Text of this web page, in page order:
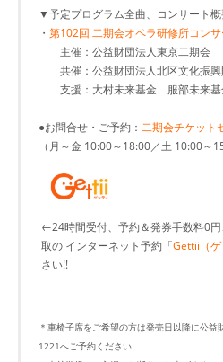
▼予定プログラム全曲、コンサート
・ 第102回 二期会オペラ研修所コンサ
主催：公益財団法人東京二期会
共催：公益財団法人北区文化振興
支援：大村未来基金 服部未来
●お問合せ・ご予約： 二期会チケット
（月～金 10:00～18:00／土 10:00～
←24時間受付、予約＆発券手数料0
取の インターネット予約「Gettii（ゲ
さい!!
＊車椅子席をご希望の方は発売日以降に公
1221へご予約ください